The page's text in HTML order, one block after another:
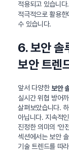
적용되고 있습니다.
적극적으로 활용
수 있습니다.
6. 보안 솔
보안 트렌
앞서 다양한보안
실시간 위협 방어
살펴보았습니다.
아닙니다. 지속적
진정한 의미의 ‘안
섹션에서는 보안
기술 트렌드를 따